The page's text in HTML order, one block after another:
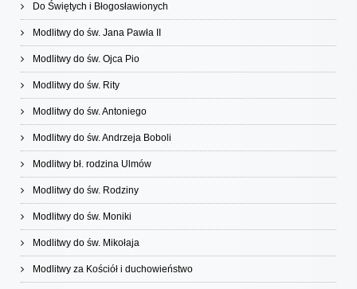
Do Świętych i Błogosławionych
Modlitwy do św. Jana Pawła II
Modlitwy do św. Ojca Pio
Modlitwy do św. Rity
Modlitwy do św. Antoniego
Modlitwy do św. Andrzeja Boboli
Modlitwy bł. rodzina Ulmów
Modlitwy do św. Rodziny
Modlitwy do św. Moniki
Modlitwy do św. Mikołaja
Modlitwy za Kościół i duchowieństwo